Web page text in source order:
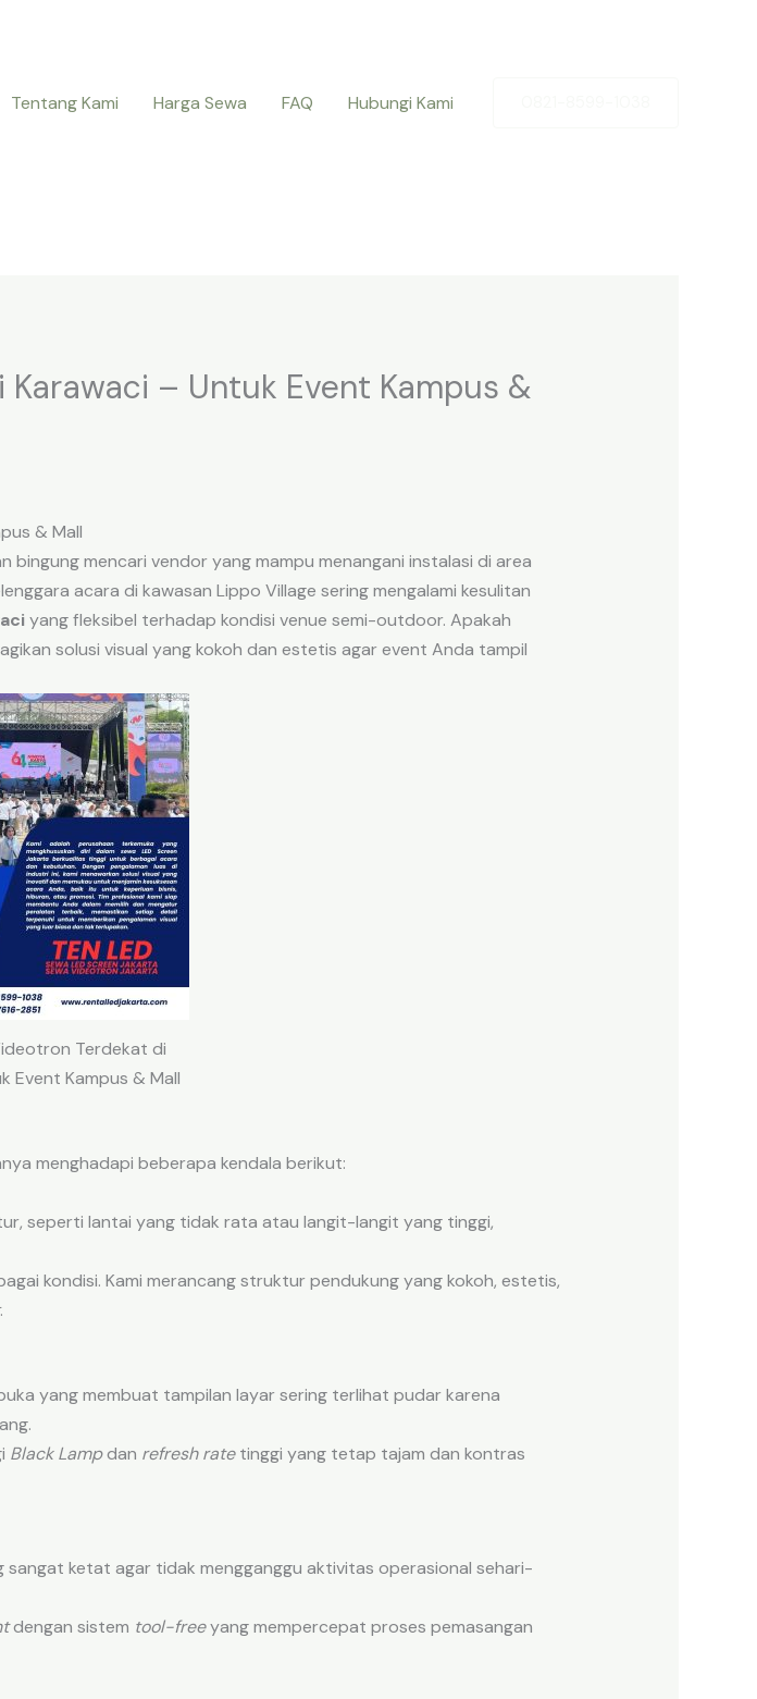
Tentang Kami Harga Sewa FAQ Hubungi Kami
– Untuk Event Kampus &
& Mall
mencari vendor yang mampu menangani instalasi di area
acara di kawasan Lippo Village sering mengalami kesulitan
yang fleksibel terhadap kondisi venue semi-outdoor. Apakah
solusi visual yang kokoh dan estetis agar event Anda tampil
Terdekat di
Event Kampus & Mall
menghadapi beberapa kendala berikut:
seperti lantai yang tidak rata atau langit-langit yang tinggi,
kondisi. Kami merancang struktur pendukung yang kokoh, estetis,
.
yang membuat tampilan layar sering terlihat pudar karena
Black Lampdan refresh ratetinggi yang tetap tajam dan kontras
sangat ketat agar tidak mengganggu aktivitas operasional sehari-
dengan sistem tool-freeyang mempercepat proses pemasangan